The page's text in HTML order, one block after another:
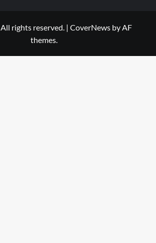
rights reserved. | CoverNews by AF
themes.